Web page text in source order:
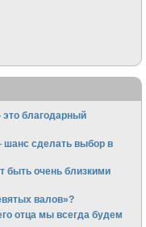
благодарный
шанс сделать выбор в
быть очень близкими
валов»?
отца мы всегда будем